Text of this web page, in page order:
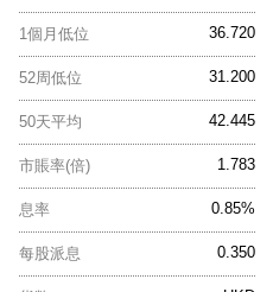
36.720
1個月低位
31.200
52周低位
42.445
50天平均
1.783
市賬率(倍)
0.85%
息率
0.350
每股派息